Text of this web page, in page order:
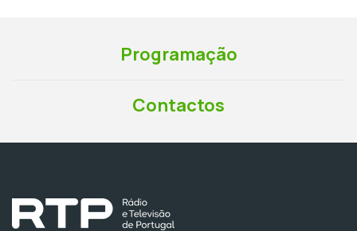
Programação
Contactos